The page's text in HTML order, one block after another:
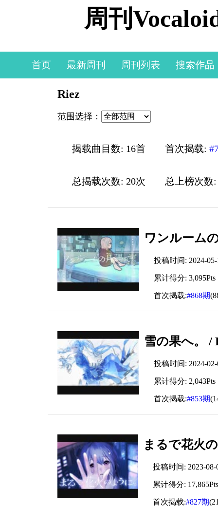
周刊
首页 最新周刊 周刊列表 搜索作品
Riez
范围选择：
揭载曲目数: 16首 首次揭载:
总揭载次数: 20次 总上榜次数
ワンルーム
投稿时间: 2024-05-
累计得分: 3,095Pts
首次揭载:#868期
雪の果へ。 /
投稿时间: 2024-02-
累计得分: 2,043Pts
首次揭载:#853期
まるで花火
投稿时间: 2023-08-
累计得分:
首次揭载:#827期